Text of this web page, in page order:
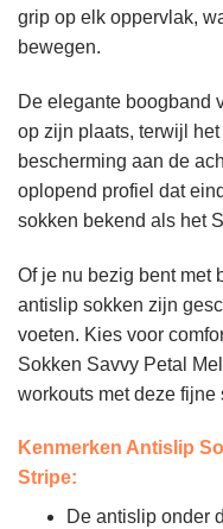
grip op elk oppervlak,
bewegen.
De elegante boogband
op zijn plaats, terwijl
bescherming aan de
oplopend profiel dat
sokken bekend als het
Of je nu bezig bent met
antislip sokken zijn
voeten. Kies voor
Sokken Savvy Petal
workouts met deze fijne
Kenmerken Antislip
Stripe:
De antislip onder